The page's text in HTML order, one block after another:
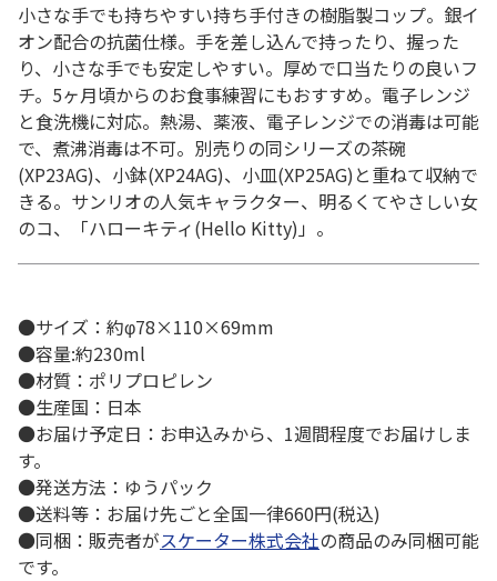
小さな手でも持ちやすい持ち手付きの樹脂製コップ。銀イ
オン配合の抗菌仕様。手を差し込んで持ったり、握った
り、小さな手でも安定しやすい。厚めで口当たりの良いフ
チ。5ヶ月頃からのお食事練習にもおすすめ。電子レンジ
と食洗機に対応。熱湯、薬液、電子レンジでの消毒は可能
で、煮沸消毒は不可。別売りの同シリーズの茶碗
(XP23AG)、小鉢(XP24AG)、小皿(XP25AG)と重ねて収納で
きる。サンリオの人気キャラクター、明るくてやさしい女
のコ、「ハローキティ(Hello Kitty)」。
●サイズ：約φ78×110×69mm
●容量:約230ml
●材質：ポリプロピレン
●生産国：日本
●お届け予定日：お申込みから、1週間程度でお届けしま
す。
●発送方法：ゆうパック
●送料等：お届け先ごと全国一律660円(税込)
●同梱：販売者がスケーター株式会社の商品のみ同梱可能
です。